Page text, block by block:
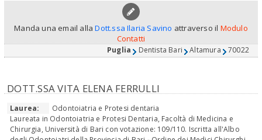
Manda una email allaDott.ssa Ilaria Savino attraverso il Modulo
Contatti
Puglia Dentista Bari Altamura 70022
DOTT.SSA VITA ELENA FERRULLI
Laurea:
Odontoiatria e Protesi dentaria
Laureata in Odontoiatria e Protesi Dentaria, Facoltà di Medicina e
Chirurgia, Università di Bari con votazione: 109/110. Iscritta all'Albo